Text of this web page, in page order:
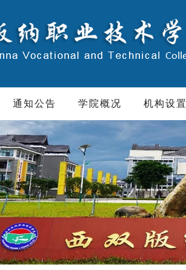
通知公告 学院概况 机构设置